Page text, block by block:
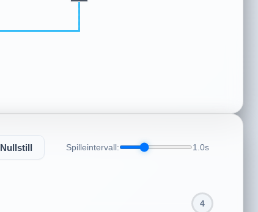
Nullstill Spilleintervall: 1.0s
4